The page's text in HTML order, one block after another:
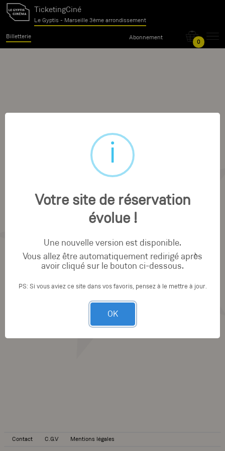
TicketingCiné
Le Gyptis - Marseille 3ème arrondissement
Billetterie Abonnement
0
Contact C.G.V Mentions légales
Votre site de réservation
évolue !
Une nouvelle version est disponible.
Vous allez être automatiquement redirigé après
avoir cliqué sur le bouton ci-dessous.
PS: Si vous aviez ce site dans vos favoris, pensez à le mettre à jour.
OK